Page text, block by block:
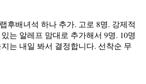
후배녀석 하나 추가. 고로 8명. 강제적
는 알레프 맘대로 추가해서 9명. 10명
는 내일 봐서 결정합니다. 선착순 무